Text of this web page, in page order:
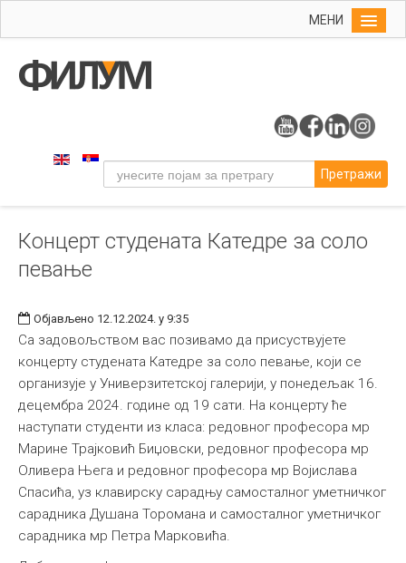
МЕНИ
Упис
Уметност
Музичка уметност
Примењена и ликовна уметност
Издаваштво
Библиотека
Студенти
Међународна
Претражи
Концерт студената Катедре за соло
певање
Објављено 12.12.2024. у 9:35
Са задовољством вас позивамо да присуствујете
концерту студената Катедре за соло певање, који се
организује у Универзитетској галерији, у понедељак 16.
децембра 2024. године од 19 сати. На концерту ће
наступати студенти из класа: редовног професора мр
Марине Трајковић Биџовски, редовног професора мр
Оливера Њега и редовног професора мр Војислава
Спасића, уз клавирску сарадњу самосталног уметничког
сарадника Душана Торомана и самосталног уметничког
сарадника мр Петра Марковића.